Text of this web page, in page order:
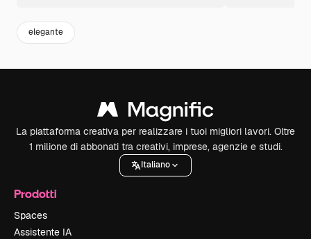
elegante
La piattaforma creativa per realizzare i tuoi migliori lavori. Oltre
1 milione di abbonati tra creativi, imprese, agenzie e studi.
Italiano
Prodotti
Spaces
Assistente IA